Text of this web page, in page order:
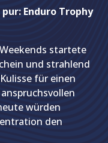
Enduro Trophy
startete
und strahlend
für einen
würden
den